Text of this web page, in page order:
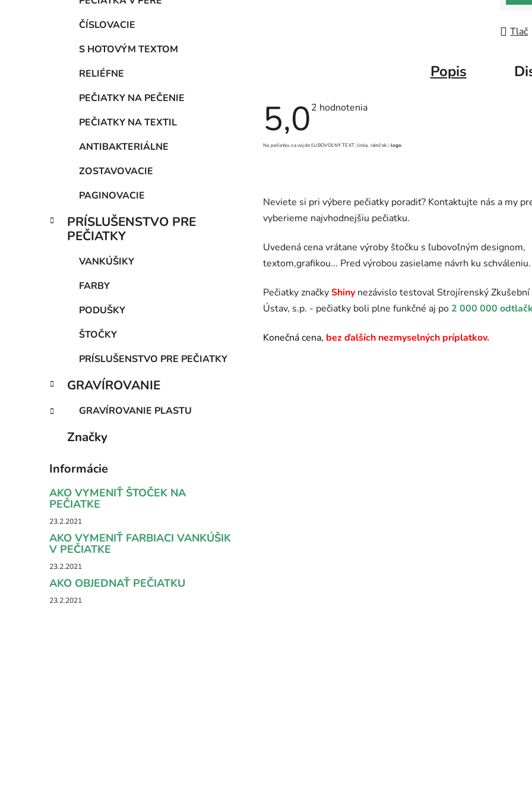
ČÍSLOVACIE
S HOTOVÝM TEXTOM
RELIÉFNE
PEČIATKY NA PEČENIE
PEČIATKY NA TEXTIL
ANTIBAKTERIÁLNE
ZOSTAVOVACIE
PAGINOVACIE
PRÍSLUŠENSTVO PRE
PEČIATKY
VANKÚŠIKY
FARBY
PODUŠKY
ŠTOČKY
PRÍSLUŠENSTVO PRE PEČIATKY
GRAVÍROVANIE
GRAVÍROVANIE PLASTU
Značky
Informácie
AKO VYMENIŤ ŠTOČEK NA
PEČIATKE
23.2.2021
AKO VYMENIŤ FARBIACI VANKÚŠIK
V PEČIATKE
23.2.2021
AKO OBJEDNAŤ PEČIATKU
23.2.2021
Tlač
Popis
5,0Priemerné
5,0
2 hodnotenia
Na pečiatku sa vojde ĽUBOVOĽNÝ TEXT, linka, rámček i logo.
Neviete si pri výbere pečiatky poradiť? Kontaktujte nás a my
vyberieme najvhodnejšiu pečiatku.
Uvedená cena vrátane výroby štočku s ľubovoľným designom,
textom,grafikou... Pred výrobou zasielame návrh ku schváleniu.
Pečiatky značkyShiny nezávislo testoval Strojírenský Zkušební
Ústav, s.p. - pečiatky boli plne funkčné aj po 2 000 000
Konečná cena, bez ďalších nezmyselných príplatkov.